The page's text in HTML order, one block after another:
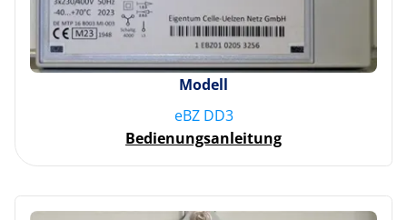
Modell
eBZ DD3
Bedienungsanleitung